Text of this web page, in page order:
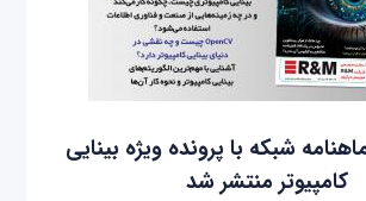
274 ماهنامه شبکه با پرونده ویژه بینایی
کامپیوتر منتشر شد